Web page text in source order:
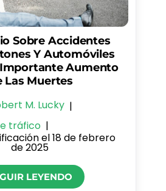
Sobre Accidentes
Y Automóviles
Importante Aumento
Las Muertes
M. Lucky |
tráfico |
el 18 de febrero
de 2025
LEYENDO